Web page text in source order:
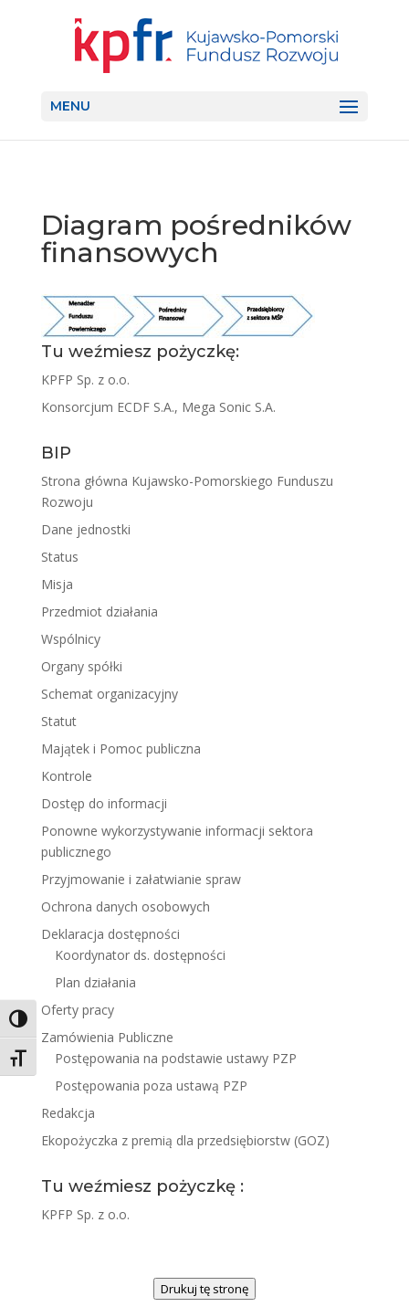
Toggle High Contrast
Toggle Font size
MENU
Diagram pośredników
finansowych
Tu weźmiesz pożyczkę:
KPFP Sp. z o.o.
Konsorcjum ECDF S.A., Mega Sonic S.A.
BIP
Strona główna Kujawsko-Pomorskiego Funduszu
Rozwoju
Dane jednostki
Status
Misja
Przedmiot działania
Wspólnicy
Organy spółki
Schemat organizacyjny
Statut
Majątek i Pomoc publiczna
Kontrole
Dostęp do informacji
Ponowne wykorzystywanie informacji sektora
publicznego
Przyjmowanie i załatwianie spraw
Ochrona danych osobowych
Deklaracja dostępności
Koordynator ds. dostępności
Plan działania
Oferty pracy
Zamówienia Publiczne
Postępowania na podstawie ustawy PZP
Postępowania poza ustawą PZP
Redakcja
Ekopożyczka z premią dla przedsiębiorstw (GOZ)
Tu weźmiesz pożyczkę :
KPFP Sp. z o.o.
Drukuj tę stronę